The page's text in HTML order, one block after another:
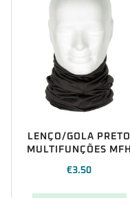
LENÇO/GOLA PRETO
MULTIFUNÇÕES MFH
€3.50